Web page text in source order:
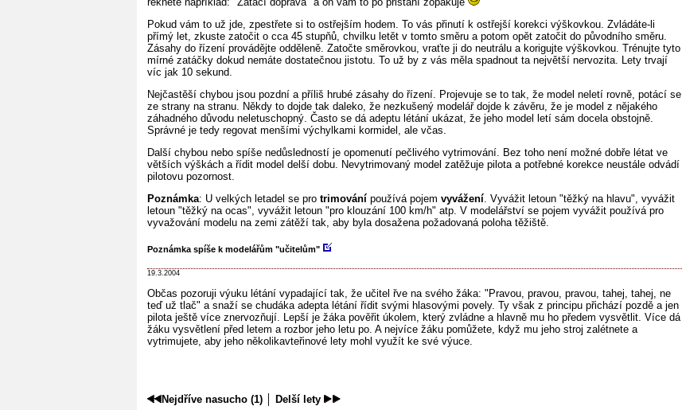
Pokud vám to už jde, zpestřete si to ostřejším hodem. To vás přinutí k ostřejší korekci výškovkou. Zvládáte-li
přímý let, zkuste zatočit o cca 45 stupňů, chvilku letět v tomto směru a potom opět zatočit do původního směru.
Zásahy do řízení provádějte odděleně. Zatočte směrovkou, vraťte ji do neutrálu a korigujte výškovkou. Trénujte tyto
mírné zatáčky dokud nemáte dostatečnou jistotu. To už by z vás měla spadnout ta největší nervozita. Lety trvají
víc jak 10 sekund.
Nejčastěší chybou jsou pozdní a příliš hrubé zásahy do řízení. Projevuje se to tak, že model neletí rovně, potácí se
ze strany na stranu. Někdy to dojde tak daleko, že nezkušený modelář dojde k závěru, že je model z nějakého
záhadného důvodu neletuschopný. Často se dá adeptu létání ukázat, že jeho model letí sám docela obstojně.
Správné je tedy regovat menšími výchylkami kormidel, ale včas.
Další chybou nebo spíše nedůsledností je opomenutí pečlivého vytrimování. Bez toho není možné dobře létat ve
větších výškách a řídit model delší dobu. Nevytrimovaný model zatěžuje pilota a potřebné korekce neustále odvádí
pilotovu pozornost.
Poznámka: U velkých letadel se pro trimování používá pojem vyvážení . Vyvážit letoun "těžký na hlavu", vyvážit
letoun "těžký na ocas", vyvážit letoun "pro klouzání 100 km/h" atp. V modelářství se pojem vyvážit používá pro
vyvažování modelu na zemi zátěží tak, aby byla dosažena požadovaná poloha těžiště.
Poznámka spíše k modelářům "učitelům"
19.3.2004
Občas pozoruji výuku létání vypadající tak, že učitel řve na svého žáka: "Pravou, pravou, pravou, tahej, tahej, ne
teď už tlač" a snaží se chudáka adepta létání řídit svými hlasovými povely. Ty však z principu přichází pozdě a jen
pilota ještě více znervozňují. Lepší je žáka pověřit úkolem, který zvládne a hlavně mu ho předem vysvětlit. Více dá
žáku vysvětlení před letem a rozbor jeho letu po. A nejvíce žáku pomůžete, když mu jeho stroj zalétnete a
vytrimujete, aby jeho několikavteřinové lety mohl využít ke své výuce.
Nejdříve nasucho (1) Delší lety